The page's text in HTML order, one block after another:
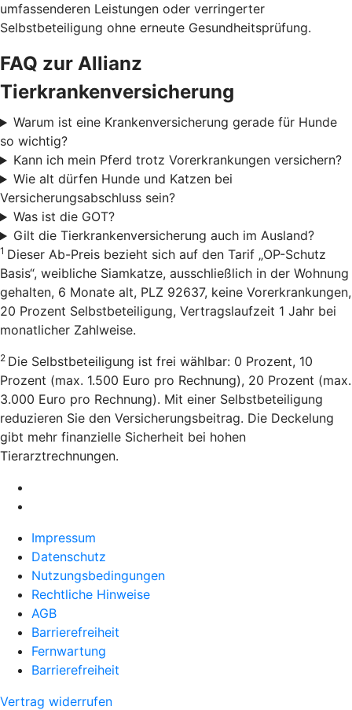
umfassenderen Leistungen oder verringerter
Selbstbeteiligung ohne erneute Gesundheitsprüfung.
FAQ zur Allianz
Tierkrankenversicherung
Warum ist eine Krankenversicherung gerade für Hunde
so wichtig?
Kann ich mein Pferd trotz Vorerkrankungen versichern?
Wie alt dürfen Hunde und Katzen bei
Versicherungsabschluss sein?
Was ist die GOT?
Gilt die Tierkrankenversicherung auch im Ausland?
1 Dieser Ab-Preis bezieht sich auf den Tarif „OP-Schutz
Basis“, weibliche Siamkatze, ausschließlich in der Wohnung
gehalten, 6 Monate alt, PLZ 92637, keine Vorerkrankungen,
20 Prozent Selbstbeteiligung, Vertragslaufzeit 1 Jahr bei
monatlicher Zahlweise.
2 Die Selbstbeteiligung ist frei wählbar: 0 Prozent, 10
Prozent (max. 1.500 Euro pro Rechnung), 20 Prozent (max.
3.000 Euro pro Rechnung). Mit einer Selbstbeteiligung
reduzieren Sie den Versicherungsbeitrag. Die Deckelung
gibt mehr finanzielle Sicherheit bei hohen
Tierarztrechnungen.
Impressum
Datenschutz
Nutzungsbedingungen
Rechtliche Hinweise
AGB
Barrierefreiheit
Fernwartung
Barrierefreiheit
Vertrag widerrufen